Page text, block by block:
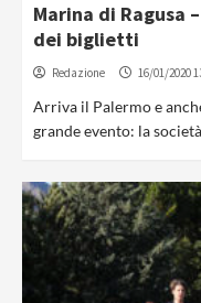
Marina di Ragusa
dei biglietti
Redazione 16/01/2020
Arriva il Palermo e
grande evento: la